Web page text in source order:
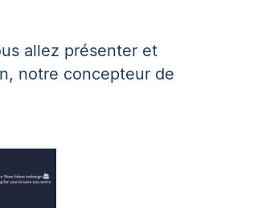
allez présenter et
notre concepteur de